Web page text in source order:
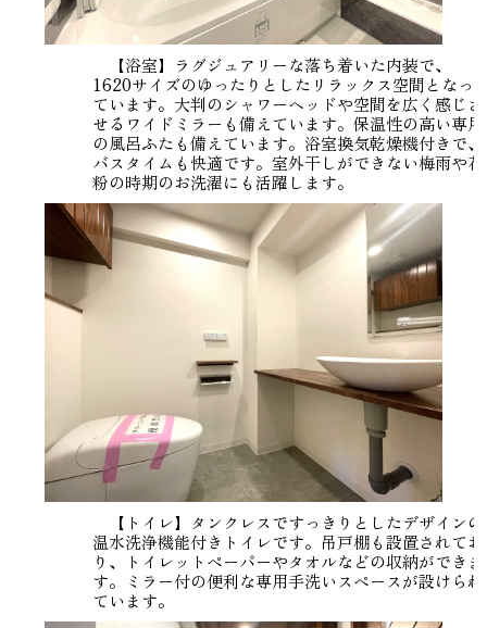
【浴室】ラグジュアリーな落ち着いた内装で、
1620サイズのゆったりとしたリラックス空間となっ
ています。大判のシャワーヘッドや空間を広く感じさ
せるワイドミラーも備えています。保温性の高い専用
の風呂ふたも備えています。浴室換気乾燥機付きで、
バスタイムも快適です。室外干しができない梅雨や花
粉の時期のお洗濯にも活躍します。
【トイレ】タンクレスですっきりとしたデザインの
温水洗浄機能付きトイレです。吊戸棚も設置されてお
り、トイレットペーパーやタオルなどの収納ができま
す。ミラー付の便利な専用手洗いスペースが設けられ
ています。